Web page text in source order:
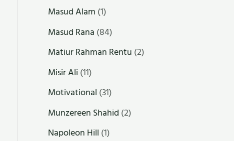
Masud Alam (1)
Masud Rana (84)
Matiur Rahman Rentu (2)
Misir Ali (11)
Motivational (31)
Munzereen Shahid (2)
Napoleon Hill (1)